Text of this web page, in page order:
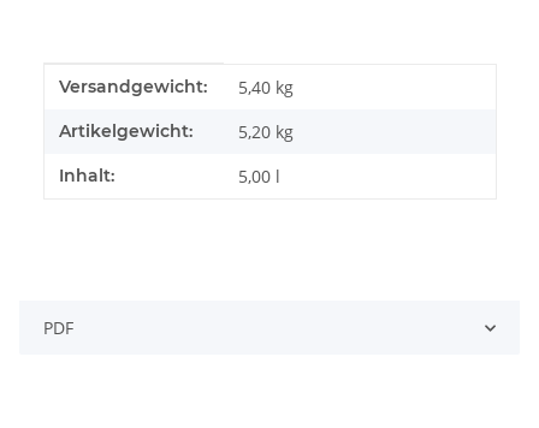
Produkteigenschaft
Wert
Versandgewicht: 5,40 kg
Artikelgewicht: 5,20 kg
Inhalt: 5,00 l
PDF